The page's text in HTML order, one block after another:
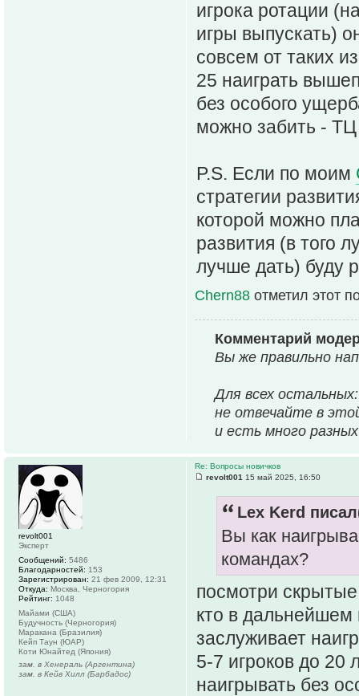
игрока ротации
игры выпускать)
совсем от таких
25 наиграть
без особого
можно забить -
P.S. Если по моим
стратегии
которой можно
развития (в того
лучше дать) буду
Chern88 отметил этот
Комментарий
Вы же правильно
Для всех остальных:
не отвечайте в
и есть много
Re: Вопросы новичков
revolt001 15 май 2025, 16:50
Lex Kerd
Вы как
командах?
посмотри
кто в дальнейшем
заслуживает
5-7 игроков до 20
наигрывать без
revolt001
Эксперт
Сообщений: 5486
Благодарностей: 153
Зарегистрирован: 21 фев 2009, 12:31
Откуда: Москва, Черногория
Рейтинг: 1048
Майами (США)
Будучность (Черногория)
Маракана (Бразилия)
Кейп Таун (ЮАР)
Коти Юнайтед (Япония)
зам. в Хенераль (Аргентина)
зам. в Кейв Хилл (Барбадос)